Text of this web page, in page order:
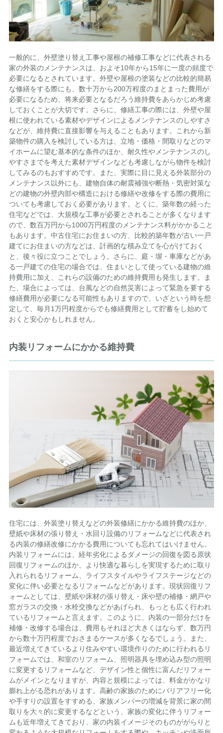
一般的に、外壁塗り替え工事や屋根の補修工事などに代表される
家の外装のメンテナンスは、およそ10年から15年に一度の頻度で
必要になるとされています。外壁や屋根の塗装などの比較的簡易
な修繕をする際にも、数十万から200万程度のまとまった費用が
必要になるため、将来必要となるだろう維持費をあらかじめ考慮
しておくことが大切です。さらに、修繕工事の際には、外壁や屋
根に使われている素材やデザインによるメンテナンスのしやすさ
などが、維持費に直接影響を与えることもあります。これから新
築物件の購入を検討している方は、立地・価格・間取りなどのマ
イホームに望む基本的な条件のほか、耐久性やメンテナンスのし
やすさまでを考えた素材デザインなども考慮しながら物件を検討
してみるのもおすすめです。また、実際に目に見える外装部分の
メンテナンス以外にも、建物自体の耐震補強や断熱・気密対策な
どの建物の外壁内部や構造における修繕や改修をする際の費用に
ついても考慮しておく必要があります。とくに、築年数の経った
住宅などでは、大規模な工事が必要とされることが多くなります
ので、数百万円から1000万円程度のメンテナンス料がかかること
もあります。中古住宅にお住まいの方、比較的築年数が古い一戸
建てにお住まいの方などは、計画的な積み立てを心がけておく
と、後々役に立つことでしょう。さらに、庭・塀・車庫などがあ
る一戸建ての住宅の場合では、住まいとして使っている建物の維
持費用に加え、これらの設備のための維持費用も発生します。ま
た、場合によっては、台風などの自然災害によって緊急を要する
修繕費用が必要になる可能性もありますので、いざという時を想
定して、毎月1万円程度からでも修繕費用として貯蓄をし始めて
おくと安心かもしれません。
内装リフォームにかかる維持費
住宅には、外装塗り替えなどの外装修繕にかかる維持費のほか、
壁紙や床材の張り替え・水回り設備のリフォームなどに代表され
る内装の修繕改修にかかる費用についても忘れてはいけません。
内装リフォームには、経年劣化によるダメージの回復を図る原状
回復リフォームのほか、より快適な暮らしを実現するために取り
入れられるリフォーム、ライフスタイルやライフステージなどの
変化に伴い必要となるリフォームなどがあります。現状回復リフ
ォームとしては、壁紙や床材の張り替え・床や壁の補修・網戸や
窓ガラスの交換・水栓交換などがあげられ、もっとも広く行われ
ているリフォームと言えます。このように、内装の一部分だけを
補修・改修する場合は、費用もそれほど大きくはならず、数万円
から数十万円程度でおさまるケースが多くなるでしょう。また、
最近増えてきているより住みやすい環境作りのために行われるリ
フォームでは、和室のリフォーム、照明器具を埋め込み型の照明
に変更するリフォームなど、デザイン性と個性に富んだリフォー
ムがメインとなりますが、内容と規模によっては、料金がかなり
膨れ上がる恐れがあります。高齢の家族のためにバリアフリー化
や手すりの設置をすすめる、家族メンバーの増減を背景に家の間
取りを大々的に変更するなどという、家族の変化に伴うリフォー
ムも近年増えてきており、家の内装イメージそのものががらりと